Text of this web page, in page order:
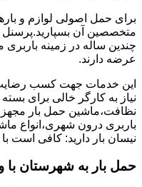
برای حمل اصولی لوازم و
متخصصین آن بسپارید.پرسنل
چندین ساله در زمینه باربری
عرضه دارند.
این خدمات جهت کسب رضایت
نیاز به کارگر خالی برای
نظافت،ماشین حمل بار مجهز
باربری درون شهری،انواع
نیسان بار دارید: کافی است
حمل بار به شهرستان با